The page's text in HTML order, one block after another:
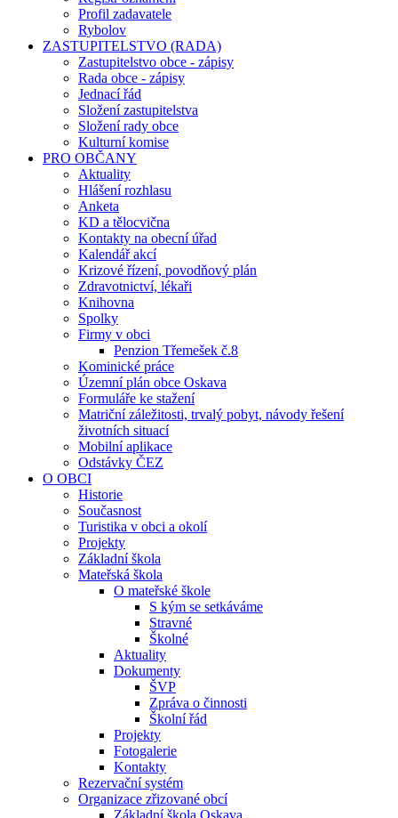
Profil zadavatele
Rybolov
ZASTUPITELSTVO (RADA)
Zastupitelstvo obce - zápisy
Rada obce - zápisy
Jednací řád
Složení zastupitelstva
Složení rady obce
Kulturní komise
PRO OBČANY
Aktuality
Hlášení rozhlasu
Anketa
KD a tělocvična
Kontakty na obecní úřad
Kalendář akcí
Krizové řízení, povodňový plán
Zdravotnictví, lékaři
Knihovna
Spolky
Firmy v obci
Penzion Třemešek č.8
Kominické práce
Územní plán obce Oskava
Formuláře ke stažení
Matriční záležitosti, trvalý pobyt, návody řešení
životních situací
Mobilní aplikace
Odstávky ČEZ
O OBCI
Historie
Současnost
Turistika v obci a okolí
Projekty
Základní škola
Mateřská škola
O mateřské škole
S kým se setkáváme
Stravné
Školné
Aktuality
Dokumenty
ŠVP
Zpráva o činnosti
Školní řád
Projekty
Fotogalerie
Kontakty
Rezervační systém
Organizace zřizované obcí
Základní škola Oskava